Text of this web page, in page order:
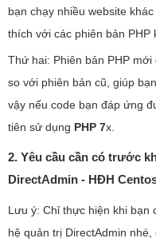
DirectAdmin - HĐH
Bước 1: Cấu hình
Bước 2: Biên dịch lại
4. Thay đổi Nâng Hạ
bạn chạy nhiều website
thích với các phiên bản PHP
Thứ hai: Phiên bản PHP
so với phiên bản cũ, giúp
vậy nếu code bạn đáp ứng
tiên sử dụng PHP 7x.
2. Yêu cầu cần có trước
DirectAdmin - HĐH
Lưu ý: Chỉ thực hiện khi bạn
hệ quản trị DirectAdmin